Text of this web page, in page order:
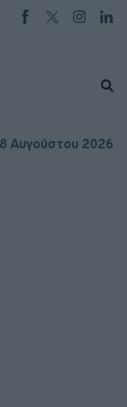
Αυγούστου 2026